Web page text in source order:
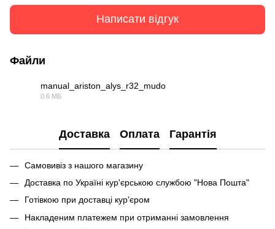
Написати відгук
Файли
manual_ariston_alys_r32_mudo
0.6 МБ
Доставка Оплата Гарантія
Самовивіз з нашого магазину
Доставка по Україні кур'єрською службою "Нова Пошта"
Готівкою при доставці кур'єром
Накладеним платежем при отриманні замовлення